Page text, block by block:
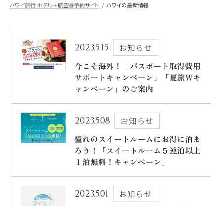
ハワイ旅行 ホテル＋航空券予約サイト ハワイの最新情報
2023.5.15
お知らせ
今こそ海外！「パスポート取得費用
サポートキャンペーン」「夏旅Ｗキ
ャンペーン」のご案内
2023.5.08
お知らせ
憧れのスイートルームにお得に泊ま
ろう！「スイートルーム５連泊以上
１泊無料！キャンペーン」
2023.5.01
お知らせ
ウェスティンリゾート&スパ
シェラトン・プリンセスカイウラニ・ワイ
キキ・ビーチ
シェラトン・マウイ・リゾート＆スパ
帰国の到着地が違うお客様
座席クラス
出発日
2026年8月27日(木)
泊数 部屋数